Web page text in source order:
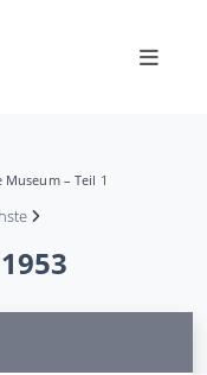
– Teil 1